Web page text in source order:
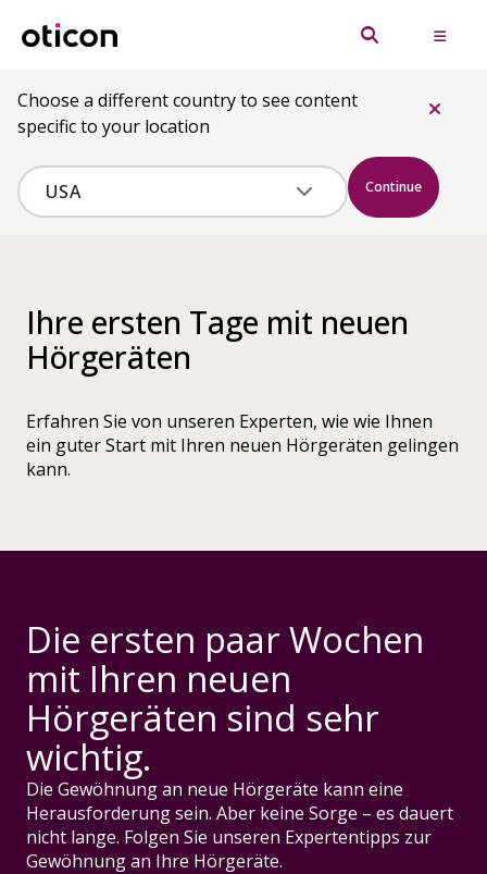
Choose a different country to see content
specific to your location
Continue
Ihre ersten Tage mit neuen
Hörgeräten
Erfahren Sie von unseren Experten, wie wie Ihnen
ein guter Start mit Ihren neuen Hörgeräten gelingen
kann.
Die ersten paar Wochen
mit Ihren neuen
Hörgeräten sind sehr
wichtig.
Die Gewöhnung an neue Hörgeräte kann eine
Herausforderung sein. Aber keine Sorge – es dauert
nicht lange. Folgen Sie unseren Expertentipps zur
Gewöhnung an Ihre Hörgeräte.